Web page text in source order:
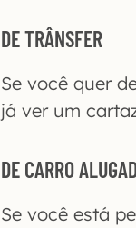
DE TRÂNSFER
Se você quer
já ver um
DE CARRO
Se você está